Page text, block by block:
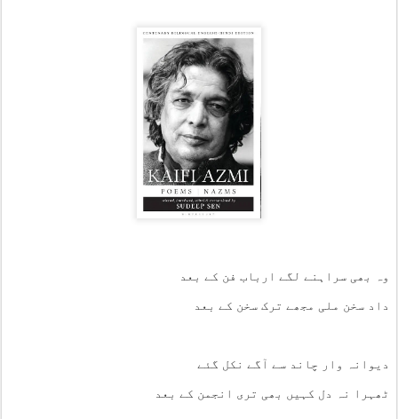
وہ بھی سراہنے لگے ارباب فن کے بعد
داد سخن ملی مجھے ترک سخن کے بعد
دیوانہ وار چاند سے آگے نکل گئے
ٹھہرا نہ دل کہیں بھی تری انجمن کے بعد